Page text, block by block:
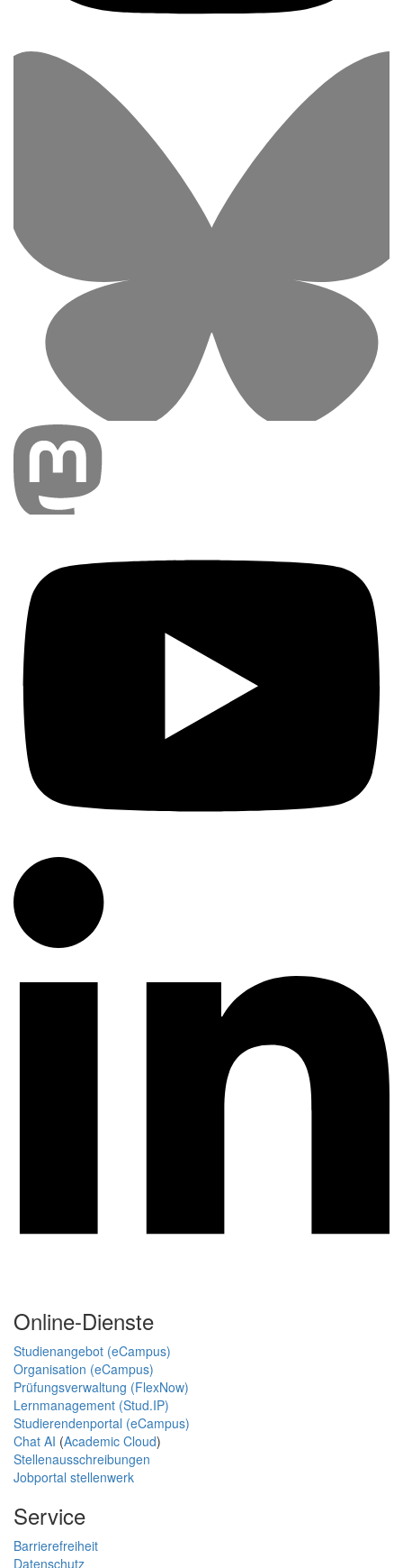
Online-Dienste
Studienangebot (eCampus)
Organisation (eCampus)
Prüfungsverwaltung (FlexNow)
Lernmanagement (Stud.IP)
Studierendenportal (eCampus)
Chat AI (Academic Cloud)
Stellenausschreibungen
Jobportal stellenwerk
Service
Barrierefreiheit
Datenschutz